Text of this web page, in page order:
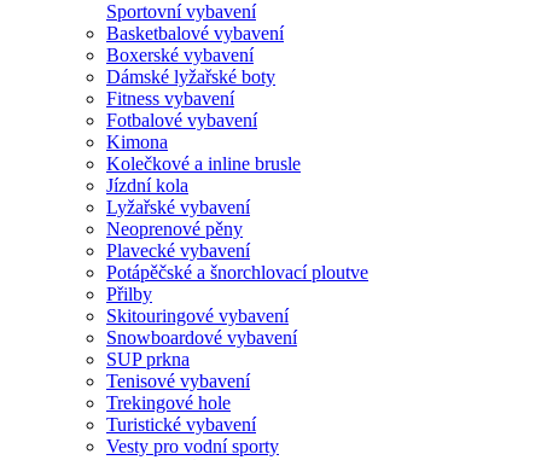
Sportovní vybavení
Basketbalové vybavení
Boxerské vybavení
Dámské lyžařské boty
Fitness vybavení
Fotbalové vybavení
Kimona
Kolečkové a inline brusle
Jízdní kola
Lyžařské vybavení
Neoprenové pěny
Plavecké vybavení
Potápěčské a šnorchlovací ploutve
Přilby
Skitouringové vybavení
Snowboardové vybavení
SUP prkna
Tenisové vybavení
Trekingové hole
Turistické vybavení
Vesty pro vodní sporty